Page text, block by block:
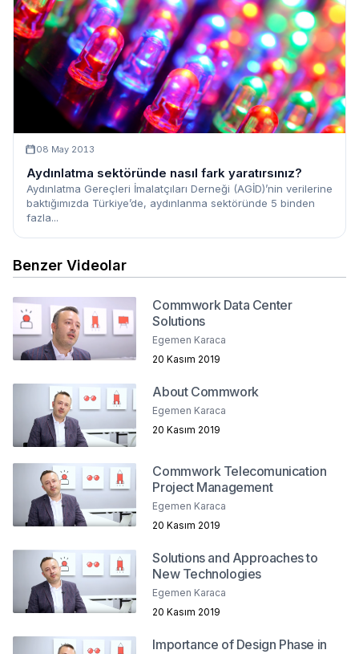
08 May 2013
Aydınlatma sektöründe nasıl fark yaratırsınız?
Aydınlatma Gereçleri İmalatçıları Derneği (AGİD)’nin verilerine
baktığımızda Türkiye’de, aydınlanma sektöründe 5 binden
fazla...
Benzer Videolar
Commwork Data Center
Solutions
Egemen Karaca
20 Kasım 2019
About Commwork
Egemen Karaca
20 Kasım 2019
Commwork Telecomunication
Project Management
Egemen Karaca
20 Kasım 2019
Solutions and Approaches to
New Technologies
Egemen Karaca
20 Kasım 2019
Importance of Design Phase in